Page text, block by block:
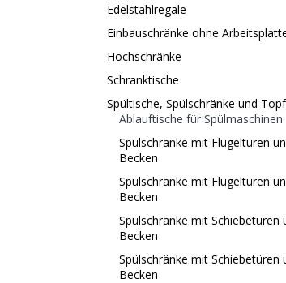
Edelstahlregale
Einbauschränke ohne
Hochschränke
Schranktische
Spültische, Spülschränke und
Ablauftische für Spülmaschinen
Spülschränke mit Flügeltüren
Becken
Spülschränke mit Flügeltüren
Becken
Spülschränke mit Schiebetüren
Becken
Spülschränke mit Schiebetüren
Becken